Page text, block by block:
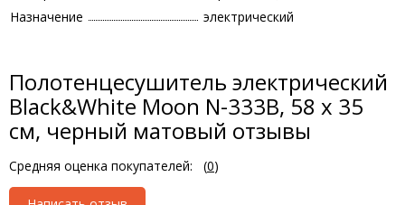
Назначение
электрический
Полотенцесушитель электрический
Black&White Moon N-333B, 58 x 35
см, черный матовый отзывы
Средняя оценка покупателей: (0)